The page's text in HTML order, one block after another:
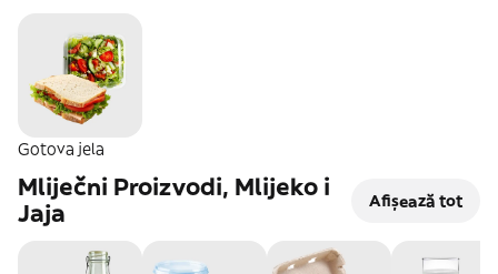
Gotova jela
Mliječni Proizvodi, Mlijeko i
Jaja
Afișează tot